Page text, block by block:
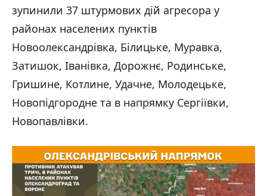
зупинили 37 штурмових дій агресора у
районах населених пунктів
Новоолександрівка, Білицьке, Муравка,
Затишок, Іванівка, Дорожнє, Родинське,
Гришине, Котлине, Удачне, Молодецьке,
Новопідгородне та в напрямку Сергіївки,
Новопавлівки.